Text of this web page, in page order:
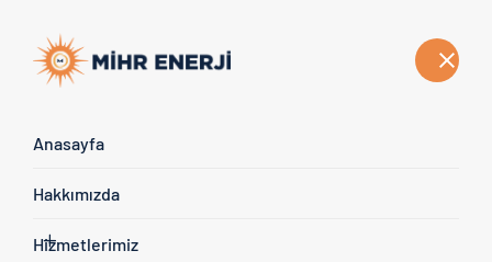
Anasayfa
Hakkımızda
Hizmetlerimiz
Referans Projelerimiz
Anasayfa
Güneş Enerjisi Sistemleri